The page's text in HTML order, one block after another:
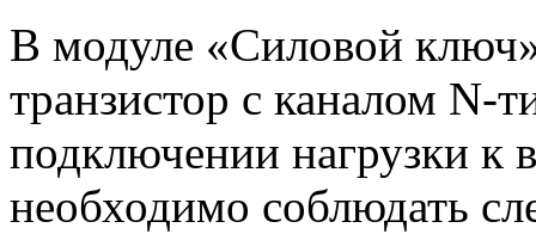
В модуле «Силовой
транзистор с каналом N-
подключении нагрузки к
необходимо соблюдать